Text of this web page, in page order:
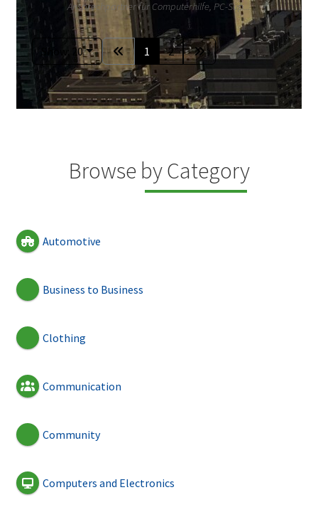
Ansprechpartner für Computerhilfe, PC-Sup...
Show: 20 1 2
Browse by Category
Automotive
Business to Business
Clothing
Communication
Community
Computers and Electronics